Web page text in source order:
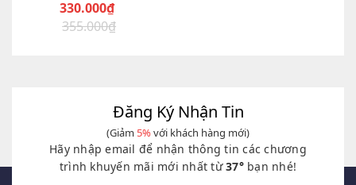
355.000₫
Giá
330.000₫
Giá
Đăng Ký Nhận Tin
(Giảm 5%với khách hàng mới)
Hãy nhập email để nhận thông tin các chương
trình khuyến mãi mới nhất từ37°bạn nhé!